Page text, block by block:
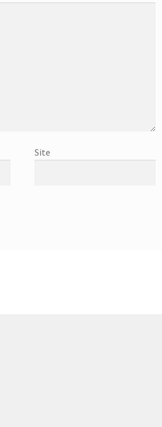
Site